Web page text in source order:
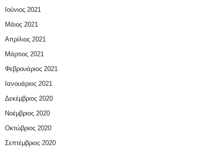
Ιούνιος 2021
Μάιος 2021
Απρίλιος 2021
Μάρτιος 2021
Φεβρουάριος 2021
Ιανουάριος 2021
Δεκέμβριος 2020
Νοέμβριος 2020
Οκτώβριος 2020
Σεπτέμβριος 2020